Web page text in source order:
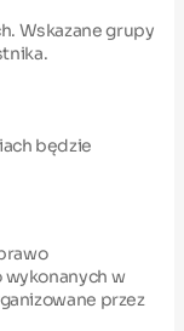
Wskazane grupy
będzie
wykonanych w
przez